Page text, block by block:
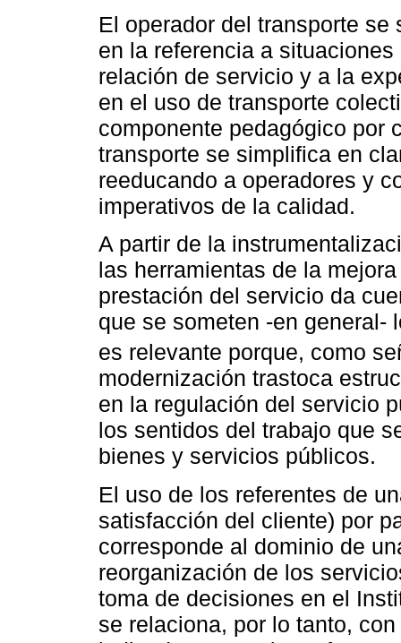
El operador del transporte
en la referencia a
relación de servicio y a la
en el uso de transporte
componente pedagógico por
transporte se simplifica en
reeducando a operadores y
imperativos de la calidad.
A partir de la
las herramientas de la
prestación del servicio da
que se someten -en general-
es relevante porque, como
modernización trastoca
en la regulación del servicio
los sentidos del trabajo que
bienes y servicios públicos.
El uso de los referentes de
satisfacción del cliente) por
corresponde al dominio de
reorganización de los
toma de decisiones en el
se relaciona, por lo tanto,